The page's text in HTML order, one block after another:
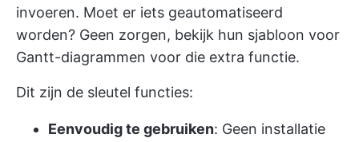
invoeren. Moet er iets geautomatiseerd
worden? Geen zorgen, bekijk hun sjabloon voor
Gantt-diagrammen voor die extra functie.
Dit zijn de sleutel functies:
Eenvoudig te gebruiken: Geen installatie